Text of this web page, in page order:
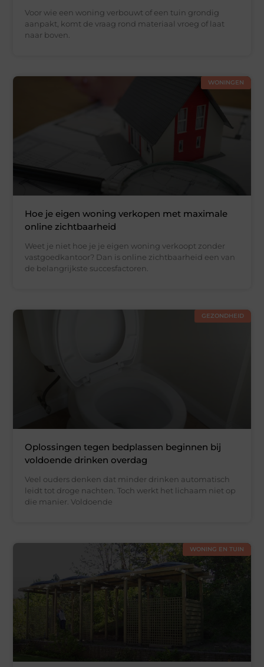
Voor wie een woning verbouwt of een tuin grondig
aanpakt, komt de vraag rond materiaal vroeg of laat
naar boven.
WONINGEN
Hoe je eigen woning verkopen met maximale
online zichtbaarheid
Weet je niet hoe je je eigen woning verkoopt zonder
vastgoedkantoor? Dan is online zichtbaarheid een van
de belangrijkste succesfactoren.
GEZONDHEID
Oplossingen tegen bedplassen beginnen bij
voldoende drinken overdag
Veel ouders denken dat minder drinken automatisch
leidt tot droge nachten. Toch werkt het lichaam niet op
die manier. Voldoende
WONING EN TUIN